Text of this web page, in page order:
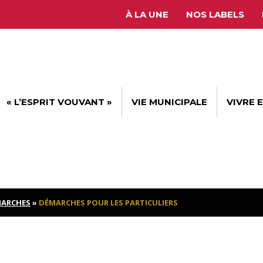
À LA UNE NOS LABELS
« L’ESPRIT VOUVANT » VIE MUNICIPALE VIVRE
» DÉMARCHES POUR LES PARTICULIERS